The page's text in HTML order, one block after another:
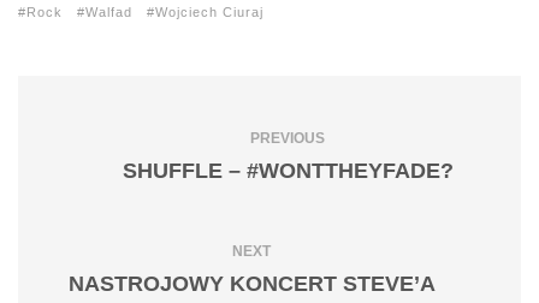
Rock Walfad Wojciech Ciuraj
PREVIOUS
SHUFFLE – #WONTTHEYFADE?
NEXT
NASTROJOWY KONCERT STEVE’A